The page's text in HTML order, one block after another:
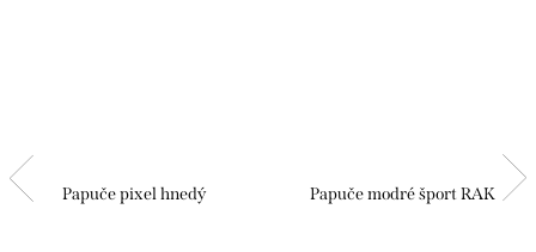
Papuče pixel hnedý Papuče modré šport RAK